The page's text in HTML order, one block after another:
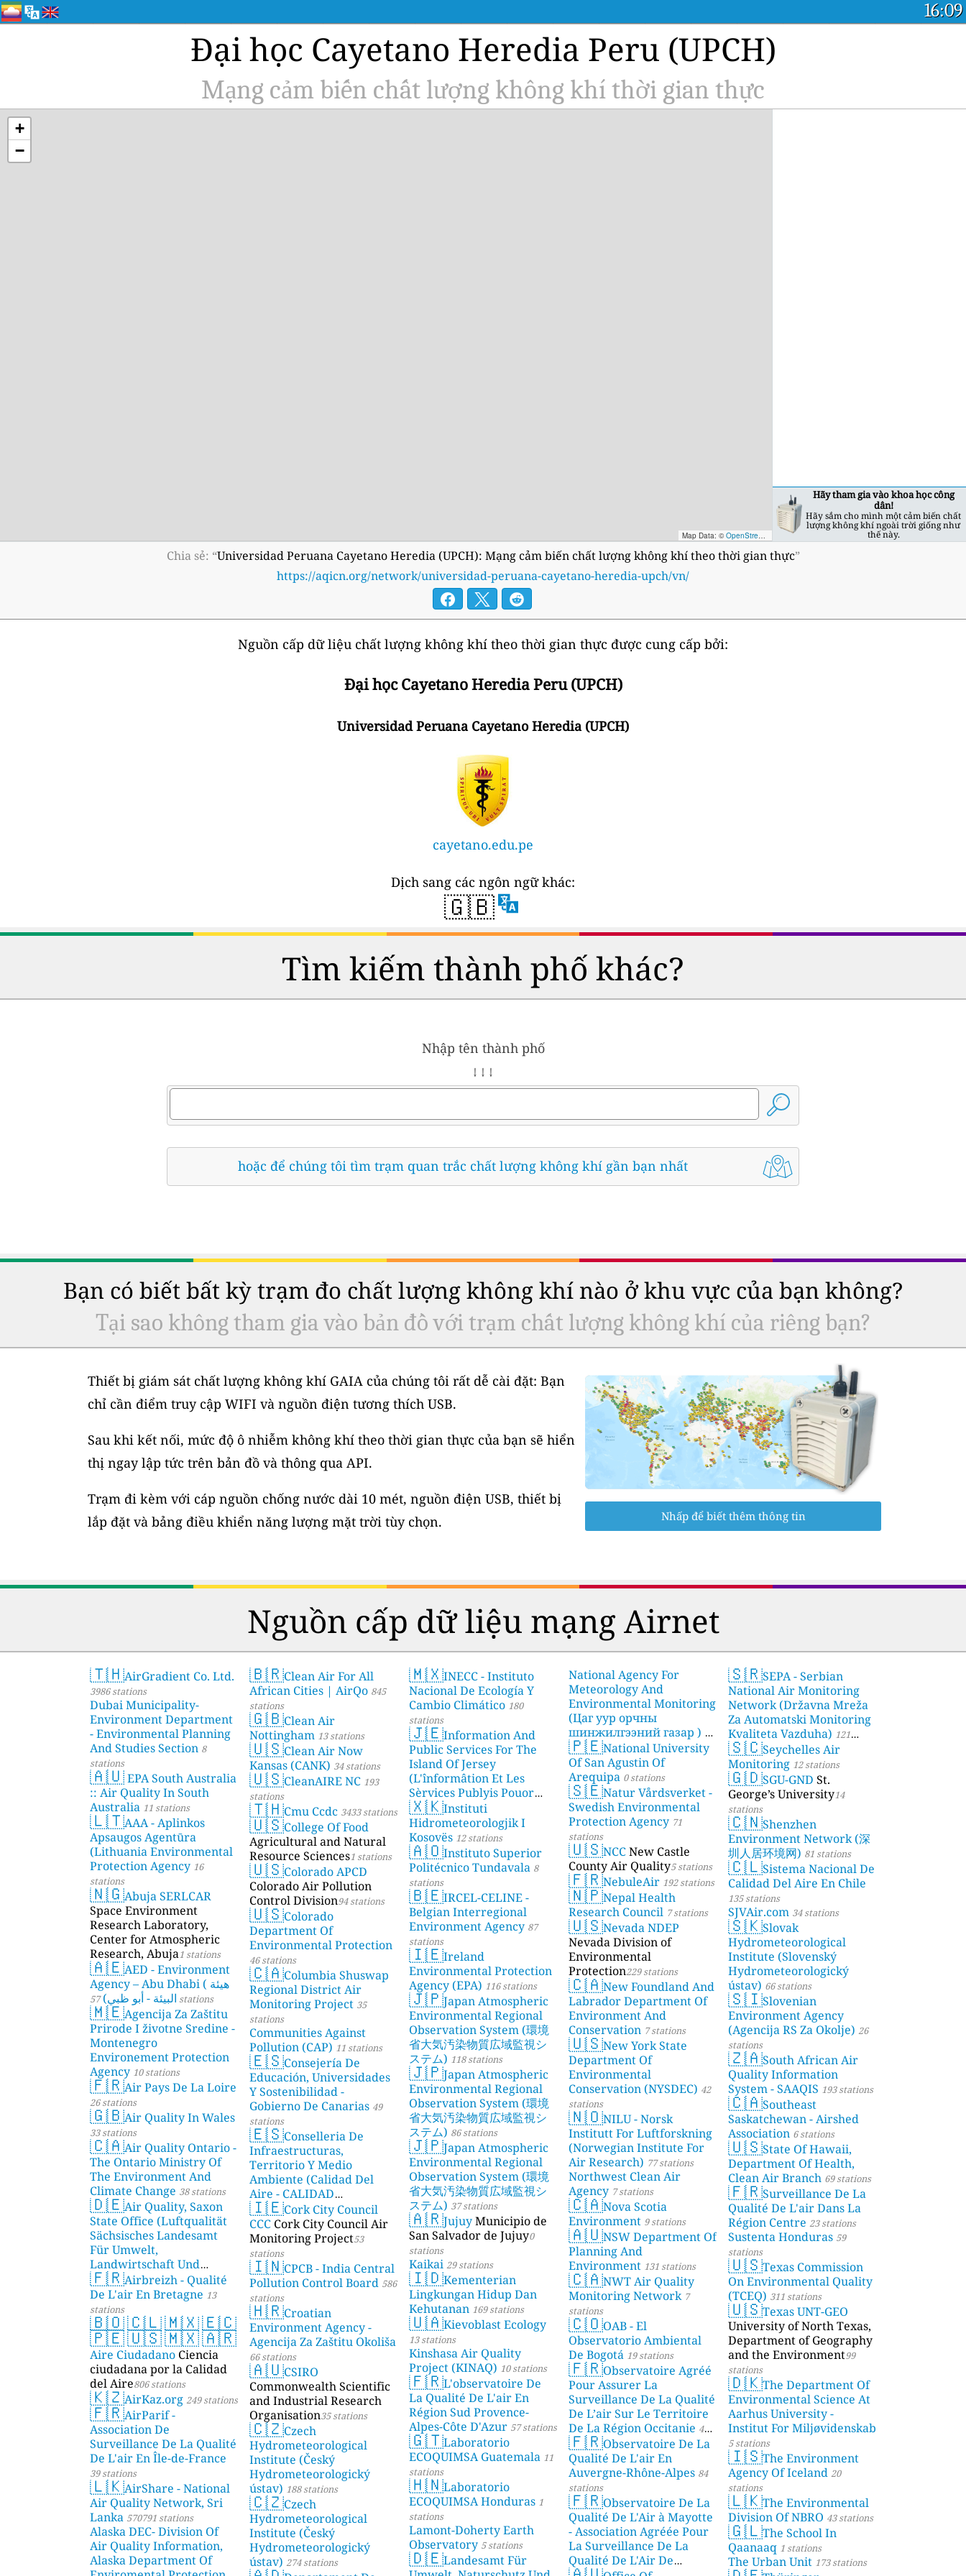
16:09
Đại học Cayetano Heredia Peru (UPCH)
Mạng cảm biến chất lượng không khí thời gian thực
+
−
Map Data: © OpenStreetMap contributors ; Map render ©Tracestrack
Hãy tham gia vào khoa học công
dân!
Hãy sắm cho mình một cảm biến chất
lượng không khí ngoài trời giống như
thế này.
Chia sẻ: “Universidad Peruana Cayetano Heredia (UPCH): Mạng cảm biến chất lượng không khí theo thời gian thực”
https://aqicn.org/network/universidad-peruana-cayetano-heredia-upch/vn/
Nguồn cấp dữ liệu chất lượng không khí theo thời gian thực được cung cấp bởi:
Đại học Cayetano Heredia Peru (UPCH)
Universidad Peruana Cayetano Heredia (UPCH)
cayetano.edu.pe
Dịch sang các ngôn ngữ khác:
🇬🇧
Tìm kiếm thành phố khác?
Nhập tên thành phố
↓ ↓ ↓
hoặc để chúng tôi tìm trạm quan trắc chất lượng không khí gần bạn nhất
Bạn có biết bất kỳ trạm đo chất lượng không khí nào ở khu vực của bạn không?
Tại sao không tham gia vào bản đồ với trạm chất lượng không khí của riêng bạn?
Thiết bị giám sát chất lượng không khí GAIA của chúng tôi rất dễ cài đặt: Bạn
chỉ cần điểm truy cập WIFI và nguồn điện tương thích USB.
Sau khi kết nối, mức độ ô nhiễm không khí theo thời gian thực của bạn sẽ hiển
thị ngay lập tức trên bản đồ và thông qua API.
Trạm đi kèm với cáp nguồn chống nước dài 10 mét, nguồn điện USB, thiết bị
lắp đặt và bảng điều khiển năng lượng mặt trời tùy chọn.
Nhấp để biết thêm thông tin
Nguồn cấp dữ liệu mạng Airnet
🇹🇭AirGradient Co. Ltd.
3986 stations
Dubai Municipality-
Environment Department
- Environmental Planning
And Studies Section 8
stations
🇦🇺EPA South Australia
:: Air Quality In South
Australia 11 stations
🇱🇹AAA - Aplinkos
Apsaugos Agentūra
(Lithuania Environmental
Protection Agency 16
stations
🇳🇬Abuja SERLCAR
Space Environment
Research Laboratory,
Center for Atmospheric
Research, Abuja1 stations
🇦🇪AED - Environment
Agency – Abu Dhabi ( هيئة
البيئة - أبو ظبي) 57 stations
🇲🇪Agencija Za Zaštitu
Prirode I životne Sredine -
Montenegro
Environement Protection
Agency 10 stations
🇫🇷Air Pays De La Loire
26 stations
🇬🇧Air Quality In Wales
33 stations
🇨🇦Air Quality Ontario -
The Ontario Ministry Of
The Environment And
Climate Change 38 stations
🇩🇪Air Quality, Saxon
State Office (Luftqualität
Sächsisches Landesamt
Für Umwelt,
Landwirtschaft Und
Geologie) 50 stations
🇫🇷Airbreizh - Qualité
De L'air En Bretagne 13
stations
🇧🇴🇨🇱🇲🇽🇪🇨
🇵🇪🇺🇸🇲🇽🇦🇷
Aire Ciudadano Ciencia
ciudadana por la Calidad
del Aire806 stations
🇰🇿AirKaz.org 249 stations
🇫🇷AirParif -
Association De
Surveillance De La Qualité
De L'air En Île-de-France
39 stations
🇱🇰AirShare - National
Air Quality Network, Sri
Lanka 570791 stations
Alaska DEC- Division Of
Air Quality Information,
Alaska Department Of
🇧🇷Clean Air For All
African Cities | AirQo 845
stations
🇬🇧Clean Air
Nottingham 13 stations
🇺🇸Clean Air Now
Kansas (CANK) 34 stations
🇺🇸CleanAIRE NC 193
stations
🇹🇭Cmu Ccdc 3433 stations
🇺🇸College Of Food
Agricultural and Natural
Resource Sciences1 stations
🇺🇸Colorado APCD
Colorado Air Pollution
Control Division94 stations
🇺🇸Colorado
Department Of
Environmental Protection
46 stations
🇨🇦Columbia Shuswap
Regional District Air
Monitoring Project 35
stations
Communities Against
Pollution (CAP) 11 stations
🇪🇸Consejería De
Educación, Universidades
Y Sostenibilidad -
Gobierno De Canarias 49
stations
🇪🇸Conselleria De
Infraestructuras,
Territorio Y Medio
Ambiente (Calidad Del
Aire - CALIDAD
AMBIENTAL) 23 stations
🇮🇪Cork City Council
CCC Cork City Council Air
Monitoring Project53
stations
🇮🇳CPCB - India Central
Pollution Control Board 586
stations
🇭🇷Croatian
Environment Agency -
Agencija Za Zaštitu Okoliša
66 stations
🇦🇺CSIRO
Commonwealth Scientific
and Industrial Research
Organisation35 stations
🇨🇿Czech
Hydrometeorological
Institute (Český
Hydrometeorologický
ústav) 188 stations
🇨🇿Czech
Hydrometeorological
Institute (Český
Hydrometeorologický
ústav) 274 stations
🇲🇽INECC - Instituto
Nacional De Ecología Y
Cambio Climático 180
stations
🇯🇪Information And
Public Services For The
Island Of Jersey
(L'înformâtion Et Les
Sèrvices Publyis Pouor
I'Île Dé Jèrri) 2 stations
🇽🇰Instituti
Hidrometeorologjik I
Kosovës 12 stations
🇦🇴Instituto Superior
Politécnico Tundavala 8
stations
🇧🇪IRCEL-CELINE -
Belgian Interregional
Environment Agency 87
stations
🇮🇪Ireland
Environmental Protection
Agency (EPA) 116 stations
🇯🇵Japan Atmospheric
Environmental Regional
Observation System (環境
省大気汚染物質広域監視シ
ステム) 118 stations
🇯🇵Japan Atmospheric
Environmental Regional
Observation System (環境
省大気汚染物質広域監視シ
ステム) 86 stations
🇯🇵Japan Atmospheric
Environmental Regional
Observation System (環境
省大気汚染物質広域監視シ
ステム) 37 stations
🇦🇷JujuyMunicipio de
San Salvador de Jujuy0
stations
Kaikai 29 stations
🇮🇩Kementerian
Lingkungan Hidup Dan
Kehutanan 169 stations
🇺🇦Kievoblast Ecology
13 stations
Kinshasa Air Quality
Project (KINAQ) 10 stations
🇫🇷L'observatoire De
La Qualité De L'air En
Région Sud Provence-
Alpes-Côte D'Azur 57 stations
🇬🇹Laboratorio
ECOQUIMSA Guatemala 11
stations
🇭🇳Laboratorio
ECOQUIMSA Honduras 1
stations
Lamont-Doherty Earth
Observatory 5 stations
🇩🇪Landesamt Für
National Agency For
Meteorology And
Environmental Monitoring
(Цаг уур орчны
шинжилгээний газар ) 21
stations
🇵🇪National University
Of San Agustin Of
Arequipa 0 stations
🇸🇪Natur Vårdsverket -
Swedish Environmental
Protection Agency 71
stations
🇺🇸NCCNew Castle
County Air Quality5 stations
🇫🇷NebuleAir 192 stations
🇳🇵Nepal Health
Research Council 7 stations
🇺🇸Nevada NDEP
Nevada Division of
Environmental
Protection229 stations
🇨🇦New Foundland And
Labrador Department Of
Environment And
Conservation 7 stations
🇺🇸New York State
Department Of
Environmental
Conservation (NYSDEC) 42
stations
🇳🇴NILU - Norsk
Institutt For Luftforskning
(Norwegian Institute For
Air Research) 77 stations
Northwest Clean Air
Agency 7 stations
🇨🇦Nova Scotia
Environment 9 stations
🇦🇺NSW Department Of
Planning And
Environment 131 stations
🇨🇦NWT Air Quality
Monitoring Network 7
stations
🇨🇴OAB - El
Observatorio Ambiental
De Bogotá 19 stations
🇫🇷Observatoire Agréé
Pour Assurer La
Surveillance De La Qualité
De L’air Sur Le Territoire
De La Région Occitanie 44
stations
🇫🇷Observatoire De La
Qualité De L'air En
Auvergne-Rhône-Alpes 84
stations
🇫🇷Observatoire De La
Qualité De L'Air à Mayotte
- Association Agréée Pour
La Surveillance De La
Qualité De L'Air De
🇸🇷SEPA - Serbian
National Air Monitoring
Network (Državna Mreža
Za Automatski Monitoring
Kvaliteta Vazduha) 121
stations
🇸🇨Seychelles Air
Monitoring 12 stations
🇬🇩SGU-GND St.
George’s University14
stations
🇨🇳Shenzhen
Environment Network (深
圳人居环境网) 81 stations
🇨🇱Sistema Nacional De
Calidad Del Aire En Chile
135 stations
SJVAir.com 34 stations
🇸🇰Slovak
Hydrometeorological
Institute (Slovenský
Hydrometeorologický
ústav) 66 stations
🇸🇮Slovenian
Environment Agency
(Agencija RS Za Okolje) 26
stations
🇿🇦South African Air
Quality Information
System - SAAQIS 193 stations
🇨🇦Southeast
Saskatchewan - Airshed
Association 6 stations
🇺🇸State Of Hawaii,
Department Of Health,
Clean Air Branch 69 stations
🇫🇷Surveillance De La
Qualité De L'air Dans La
Région Centre 23 stations
Sustenta Honduras 59
stations
🇺🇸Texas Commission
On Environmental Quality
(TCEQ) 311 stations
🇺🇸Texas UNT-GEO
University of North Texas,
Department of Geography
and the Environment99
stations
🇩🇰The Department Of
Environmental Science At
Aarhus University -
Institut For Miljøvidenskab
5 stations
🇮🇸The Environment
Agency Of Iceland 20
stations
🇱🇰The Environmental
Division Of NBRO 43 stations
🇬🇱The School In
Qaanaaq 1 stations
The Urban Unit 173 stations